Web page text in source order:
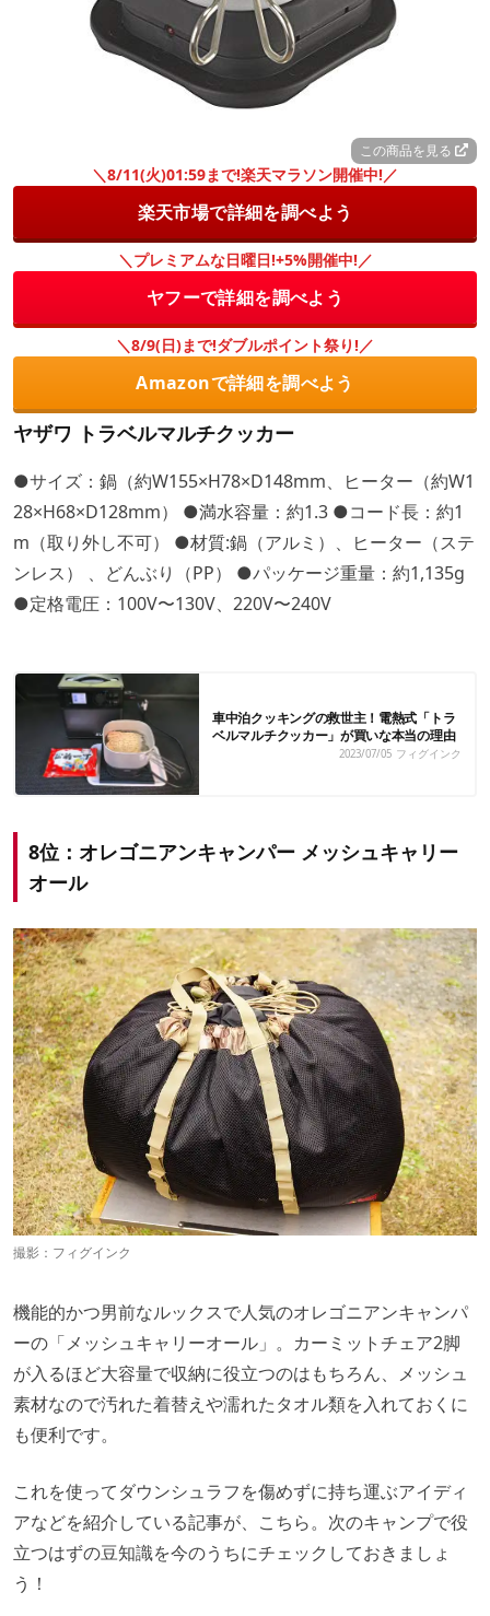
この商品を見る
＼8/11(火)01:59まで!楽天マラソン開催中!／
楽天市場で詳細を調べよう
＼プレミアムな日曜日!+5%開催中!／
ヤフーで詳細を調べよう
＼8/9(日)まで!ダブルポイント祭り!／
Amazonで詳細を調べよう
ヤザワ トラベルマルチクッカー
●サイズ：鍋（約W155×H78×D148mm、ヒーター（約W1
28×H68×D128mm） ●満水容量：約1.3 ●コード長：約1
m（取り外し不可） ●材質:鍋（アルミ）、ヒーター（ステ
ンレス） 、どんぶり（PP） ●パッケージ重量：約1,135g
●定格電圧：100V〜130V、220V〜240V
車中泊クッキングの救世主！電熱式「トラ
ベルマルチクッカー」が買いな本当の理由
2023/07/05 フィグインク
8位：オレゴニアンキャンパー メッシュキャリー
オール
撮影：フィグインク
機能的かつ男前なルックスで人気のオレゴニアンキャンパ
ーの「メッシュキャリーオール」。カーミットチェア2脚
が入るほど大容量で収納に役立つのはもちろん、メッシュ
素材なので汚れた着替えや濡れたタオル類を入れておくに
も便利です。
これを使ってダウンシュラフを傷めずに持ち運ぶアイディ
アなどを紹介している記事が、こちら。次のキャンプで役
立つはずの豆知識を今のうちにチェックしておきましょ
う！